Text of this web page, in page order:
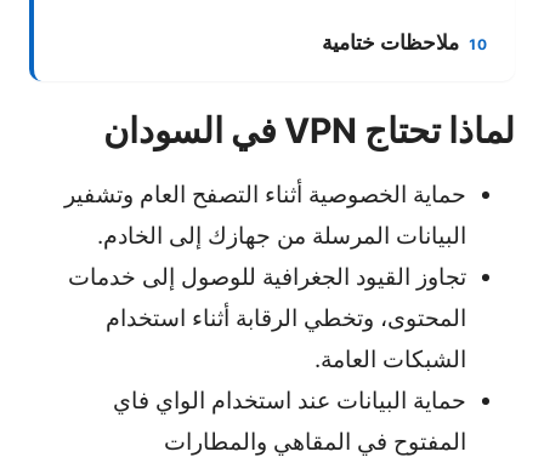
ملاحظات ختامية
لماذا تحتاج VPN في السودان
حماية الخصوصية أثناء التصفح العام وتشفير
البيانات المرسلة من جهازك إلى الخادم.
تجاوز القيود الجغرافية للوصول إلى خدمات
المحتوى، وتخطي الرقابة أثناء استخدام
الشبكات العامة.
حماية البيانات عند استخدام الواي فاي
المفتوح في المقاهي والمطارات